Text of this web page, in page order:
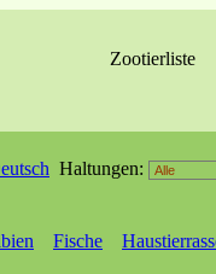
Zootierliste
Haltungen:
Fische